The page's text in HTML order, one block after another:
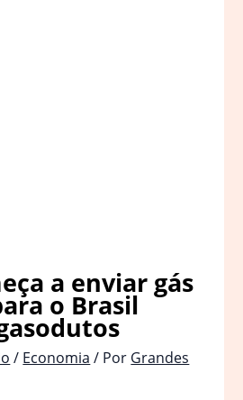
a enviar gás
o Brasil
/ Economia / Por Grandes